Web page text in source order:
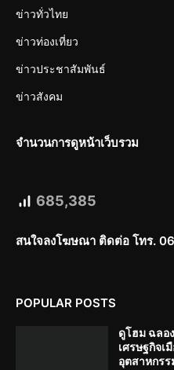
ข่าวทั่วไทย
ข่าวท่องเที่ยว
ข่าวประชาสัมพันธ์
ข่าวสังคม
จำนวนการดูหน้าเว็บรวม
685,385
สนใจลงโฆษณา ติดต่อ โทร.
POPULAR POSTS
ดูโฮม ฉลอ
เศรษฐกิจเ
อุตสาหกร